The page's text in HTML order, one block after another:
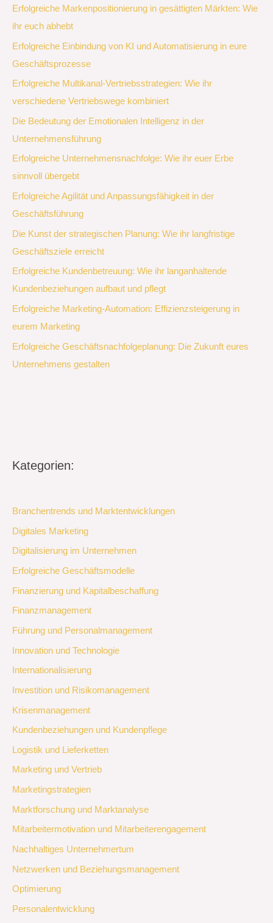
Erfolgreiche Markenpositionierung in gesättigten Märkten: Wie
ihr euch abhebt
Erfolgreiche Einbindung von KI und Automatisierung in eure
Geschäftsprozesse
Erfolgreiche Multikanal-Vertriebsstrategien: Wie ihr
verschiedene Vertriebswege kombiniert
Die Bedeutung der Emotionalen Intelligenz in der
Unternehmensführung
Erfolgreiche Unternehmensnachfolge: Wie ihr euer Erbe
sinnvoll übergebt
Erfolgreiche Agilität und Anpassungsfähigkeit in der
Geschäftsführung
Die Kunst der strategischen Planung: Wie ihr langfristige
Geschäftsziele erreicht
Erfolgreiche Kundenbetreuung: Wie ihr langanhaltende
Kundenbeziehungen aufbaut und pflegt
Erfolgreiche Marketing-Automation: Effizienzsteigerung in
eurem Marketing
Erfolgreiche Geschäftsnachfolgeplanung: Die Zukunft eures
Unternehmens gestalten
Kategorien:
Branchentrends und Marktentwicklungen
Digitales Marketing
Digitalisierung im Unternehmen
Erfolgreiche Geschäftsmodelle
Finanzierung und Kapitalbeschaffung
Finanzmanagement
Führung und Personalmanagement
Innovation und Technologie
Internationalisierung
Investition und Risikomanagement
Krisenmanagement
Kundenbeziehungen und Kundenpflege
Logistik und Lieferketten
Marketing und Vertrieb
Marketingstrategien
Marktforschung und Marktanalyse
Mitarbeitermotivation und Mitarbeiterengagement
Nachhaltiges Unternehmertum
Netzwerken und Beziehungsmanagement
Optimierung
Personalentwicklung